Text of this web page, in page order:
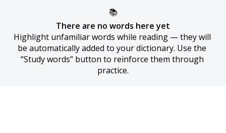
📚
There are no words here yet
Highlight unfamiliar words while reading — they will
be automatically added to your dictionary. Use the
“Study words” button to reinforce them through
practice.